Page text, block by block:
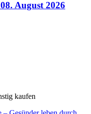
August 2026
kaufen